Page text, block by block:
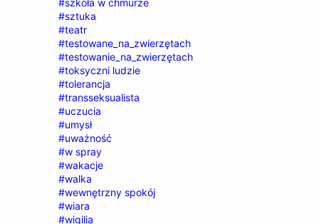
#sztuka
#teatr
#testowane_na_zwierzętach
#testowanie_na_zwierzętach
#toksyczni ludzie
#tolerancja
#transseksualista
#uczucia
#umysł
#uważność
#w spray
#wakacje
#walka
#wewnętrzny spokój
#wiara
#wigilia